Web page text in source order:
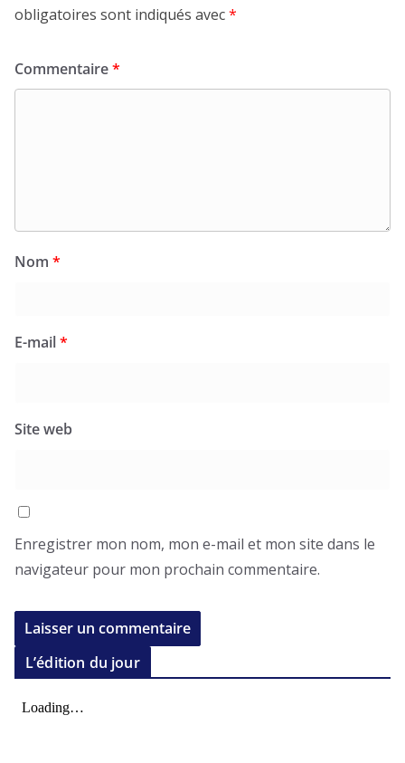
obligatoires sont indiqués avec*
Commentaire*
Nom *
E-mail*
Site web
Enregistrer mon nom, mon e-mail et mon site dans le
navigateur pour mon prochain commentaire.
L’édition du jour